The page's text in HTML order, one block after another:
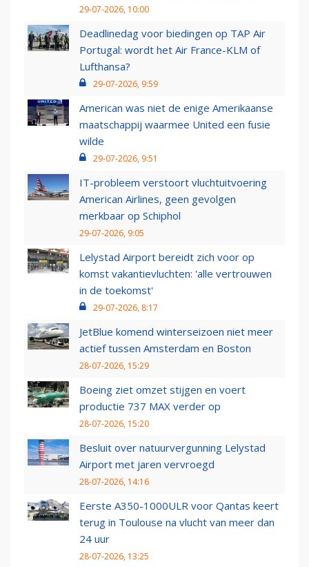
29-07-2026, 10:00
Deadlinedag voor biedingen op TAP Air
Portugal: wordt het Air France-KLM of
Lufthansa?
29-07-2026, 9:59
American was niet de enige Amerikaanse
maatschappij waarmee United een fusie
wilde
29-07-2026, 9:51
IT-probleem verstoort vluchtuitvoering
American Airlines, geen gevolgen
merkbaar op Schiphol
29-07-2026, 9:05
Lelystad Airport bereidt zich voor op
komst vakantievluchten: 'alle vertrouwen
in de toekomst'
29-07-2026, 8:17
JetBlue komend winterseizoen niet meer
actief tussen Amsterdam en Boston
28-07-2026, 15:29
Boeing ziet omzet stijgen en voert
productie 737 MAX verder op
28-07-2026, 15:20
Besluit over natuurvergunning Lelystad
Airport met jaren vervroegd
28-07-2026, 14:16
Eerste A350-1000ULR voor Qantas keert
terug in Toulouse na vlucht van meer dan
24 uur
28-07-2026, 13:25